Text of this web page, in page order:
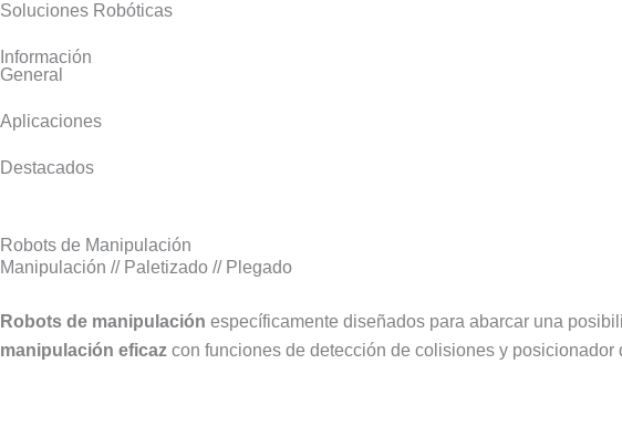
Soluciones Robóticas
Información
General
Aplicaciones
Destacados
Robots de Manipulación
Manipulación // Paletizado // Plegado
Robots de manipulación específicamente diseñados para abarcar una
manipulación eficaz con funciones de detección de colisiones y